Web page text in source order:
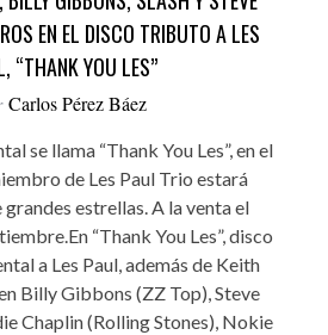
EN EL DISCO TRIBUTO A LES
“THANK YOU LES”
Carlos Pérez Báez
se llama “Thank You Les”, en el
de Les Paul Trio estará
estrellas. A la venta el
“Thank You Les”, disco
a Les Paul, además de Keith
Billy Gibbons (ZZ Top), Steve
Chaplin (Rolling Stones), Nokie